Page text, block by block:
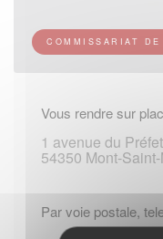
COMMISSARIAT
Vous rendre sur
1 avenue du
54350 Mont-
Par voie postale,